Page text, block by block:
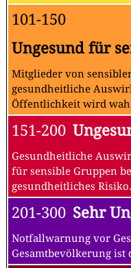
101-150
Ungesund für
Mitglieder von
gesundheitliche
Öffentlichkeit wird
151-200
Gesundheitliche
für sensible Gruppen
gesundheitliches Risiko.
201-300 Sehr
Notfallwarnung vor
Gesamtbevölkerung